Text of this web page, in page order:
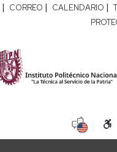
| CORREO | CALENDARIO |